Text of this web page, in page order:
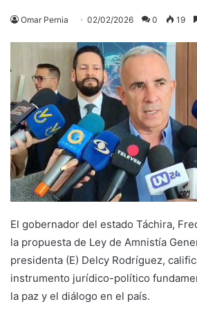
Omar Pernia 02/02/2026 0 19
El gobernador del estado Táchira,
la propuesta de Ley de Amnistía
presidenta (E) Delcy Rodríguez,
instrumento jurídico-político
la paz y el diálogo en el país.